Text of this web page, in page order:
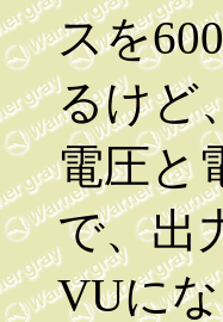
スを
るけど
電圧と
で、出
VUに